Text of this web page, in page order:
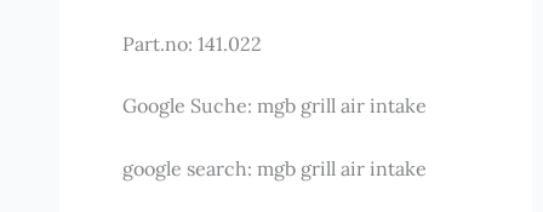
Part.no: 141.022
Google Suche: mgb grill air intake
google search: mgb grill air intake